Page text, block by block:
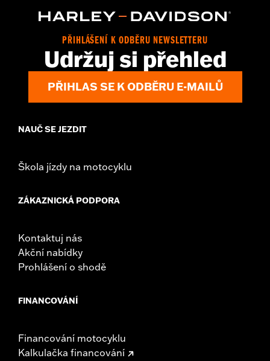
In the Box: Pair of trunk bags
1 year limited warranty – Go to
d.com/warrantyfor full details
PŘIHLÁŠENÍ K ODBĚRU NEWSLETTERU
Udržuj si přehled
PŘIHLAS SE K ODBĚRU E-MAILŮ
NAUČ SE JEZDIT
Škola jízdy na motocyklu
ZÁKAZNICKÁ PODPORA
Kontaktuj nás
Akční nabídky
Prohlášení o shodě
FINANCOVÁNÍ
Financování motocyklu
Kalkulačka financování